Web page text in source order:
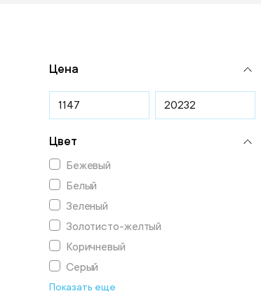
Цена
Цвет
Бежевый
Белый
Зеленый
Золотисто-желтый
Коричневый
Серый
Показать еще